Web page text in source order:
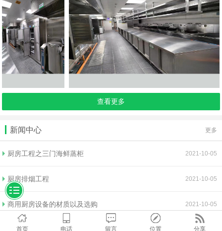
查看更多
新闻中心 更多
厨房工程之三门海鲜蒸柜 2021-10-05
厨房排烟工程 2021-10-05
商用厨房设备的材质以及选购 2021-10-05
首页 电话 留言 位置 分享